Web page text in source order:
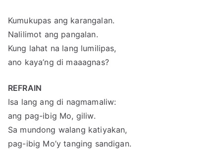
Kumukupas ang karangalan.
Nalilimot ang pangalan.
Kung lahat na lang lumilipas,
ano kaya’ng di maaagnas?
REFRAIN
Isa lang ang di nagmamaliw:
ang pag-ibig Mo, giliw.
Sa mundong walang katiyakan,
pag-ibig Mo’y tanging sandigan.